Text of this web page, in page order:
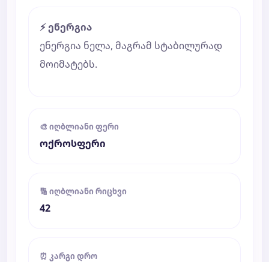
⚡ ენერგია
ენერგია ნელა, მაგრამ სტაბილურად
მოიმატებს.
🎨 იღბლიანი ფერი
ოქროსფერი
🔢 იღბლიანი რიცხვი
42
⏰ კარგი დრო